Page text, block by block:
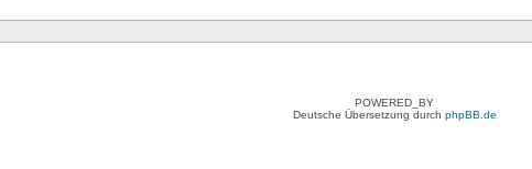
POWERED_BY
Deutsche Übersetzung durch phpBB.de